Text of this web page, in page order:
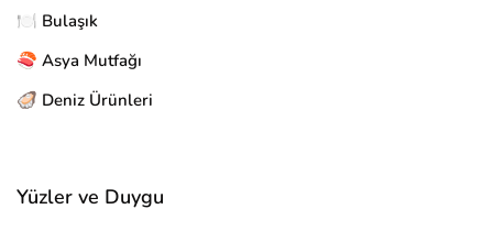
🍽️ Bulaşık
🍣 Asya Mutfağı
🦪 Deniz Ürünleri
Yüzler ve Duygu